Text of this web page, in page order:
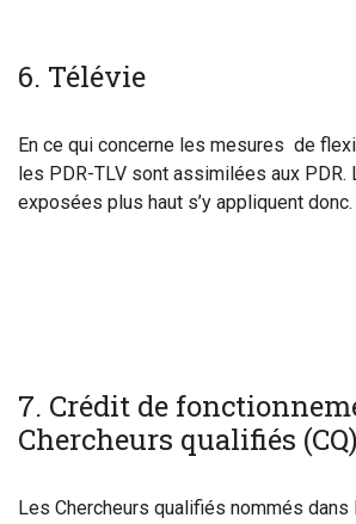
6. Télévie
En ce qui concerne les mesures de
les PDR-TLV sont assimilées aux PDR.
exposées plus haut s’y appliquent donc.
7. Crédit de
Chercheurs qualifiés (CQ)
Les Chercheurs qualifiés nommés dans